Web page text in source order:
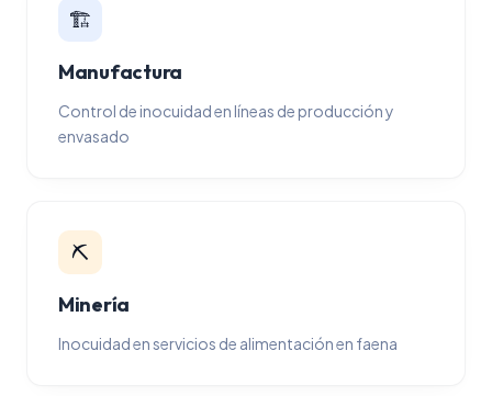
🏗️
Manufactura
Control de inocuidad en líneas de producción y
envasado
⛏️
Minería
Inocuidad en servicios de alimentación en faena